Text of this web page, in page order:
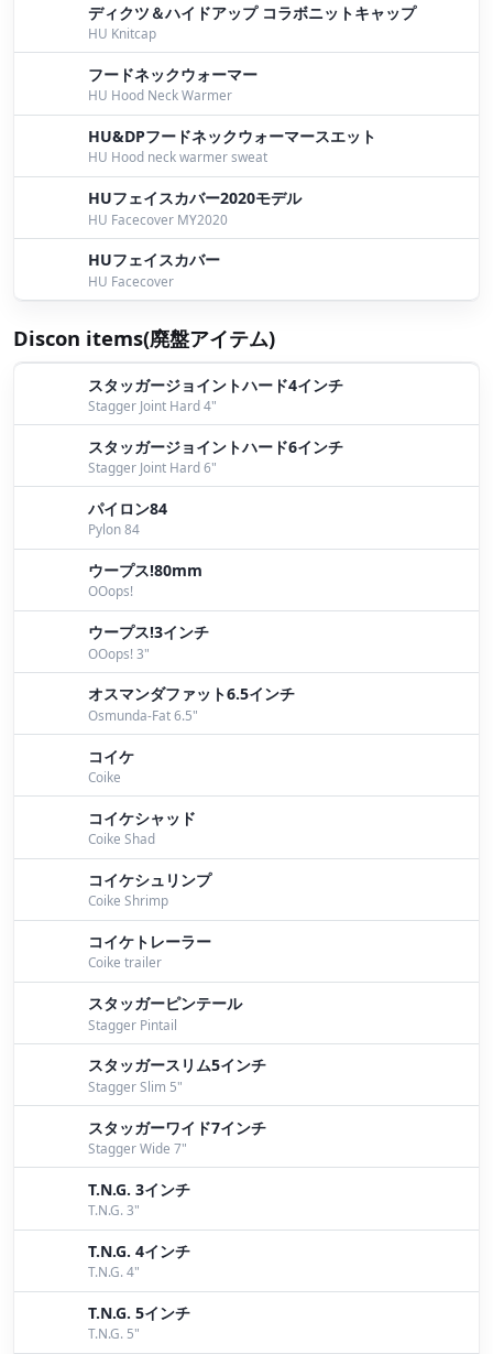
ディクツ＆ハイドアップ コラボニットキャップ
HU Knitcap
フードネックウォーマー
HU Hood Neck Warmer
HU&DPフードネックウォーマースエット
HU Hood neck warmer sweat
HUフェイスカバー2020モデル
HU Facecover MY2020
HUフェイスカバー
HU Facecover
Discon items(廃盤アイテム)
スタッガージョイントハード4インチ
Stagger Joint Hard 4"
スタッガージョイントハード6インチ
Stagger Joint Hard 6"
パイロン84
Pylon 84
ウープス!80mm
OOops!
ウープス!3インチ
OOops! 3"
オスマンダファット6.5インチ
Osmunda-Fat 6.5"
コイケ
Coike
コイケシャッド
Coike Shad
コイケシュリンプ
Coike Shrimp
コイケトレーラー
Coike trailer
スタッガーピンテール
Stagger Pintail
スタッガースリム5インチ
Stagger Slim 5"
スタッガーワイド7インチ
Stagger Wide 7"
T.N.G. 3インチ
T.N.G. 3"
T.N.G. 4インチ
T.N.G. 4"
T.N.G. 5インチ
T.N.G. 5"